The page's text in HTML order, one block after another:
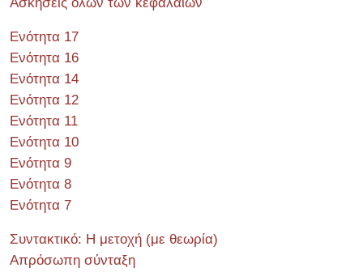
Ενότητα 17
Ενότητα 16
Ενότητα 14
Ενότητα 12
Ενότητα 11
Ενότητα 10
Ενότητα 9
Ενότητα 8
Ενότητα 7
Συντακτικό: Η μετοχή (με θεωρία)
Απρόσωπη σύνταξη